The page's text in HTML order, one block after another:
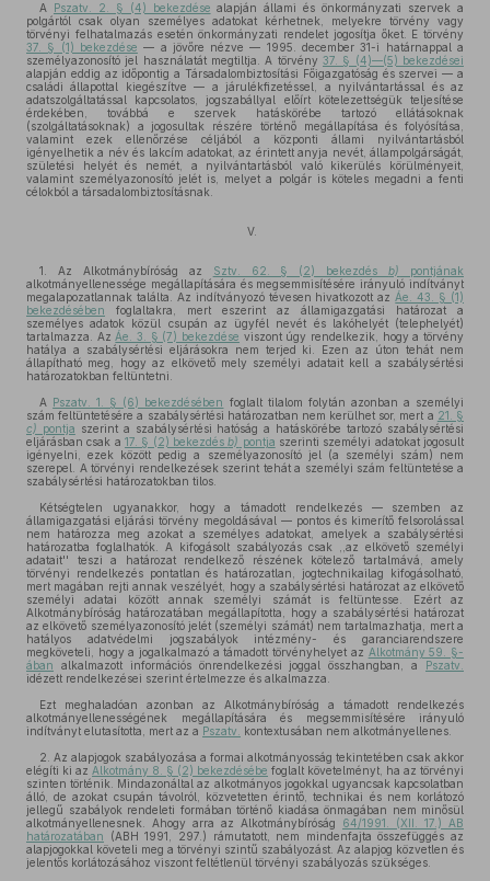
A Pszatv. 2. § (4) bekezdése alapján állami és önkormányzati szervek a
polgártól csak olyan személyes adatokat kérhetnek, melyekre törvény vagy
törvényi felhatalmazás esetén önkormányzati rendelet jogosítja őket. E törvény
37. § (1) bekezdése — a jövőre nézve — 1995. december 31-i határnappal a
személyazonosító jel használatát megtiltja. A törvény 37. § (4)—(5) bekezdései
alapján eddig az időpontig a Társadalombiztosítási Főigazgatóság és szervei — a
családi állapottal kiegészítve — a járulékfizetéssel, a nyilvántartással és az
adatszolgáltatással kapcsolatos, jogszabállyal előírt kötelezettségük teljesítése
érdekében, továbbá e szervek hatáskörébe tartozó ellátásoknak
(szolgáltatásoknak) a jogosultak részére történő megállapítása és folyósítása,
valamint ezek ellenőrzése céljából a központi állami nyilvántartásból
igényelhetik a név és lakcím adatokat, az érintett anyja nevét, állampolgárságát,
születési helyét és nemét, a nyilvántartásból való kikerülés körülményeit,
valamint személyazonosító jelét is, melyet a polgár is köteles megadni a fenti
célokból a társadalombiztosításnak.
V.
1. Az Alkotmánybíróság az Sztv. 62. § (2) bekezdésb) pontjának
alkotmányellenessége megállapítására és megsemmisítésére irányuló indítványt
megalapozatlannak találta. Az indítványozó tévesen hivatkozott az Áe. 43. § (1)
bekezdésében foglaltakra, mert eszerint az államigazgatási határozat a
személyes adatok közül csupán az ügyfél nevét és lakóhelyét (telephelyét)
tartalmazza. Az Áe. 3. § (7) bekezdése viszont úgy rendelkezik, hogy a törvény
hatálya a szabálysértési eljárásokra nem terjed ki. Ezen az úton tehát nem
állapítható meg, hogy az elkövető mely személyi adatait kell a szabálysértési
határozatokban feltüntetni.
A Pszatv. 1. § (6) bekezdésében foglalt tilalom folytán azonban a személyi
szám feltüntetésére a szabálysértési határozatban nem kerülhet sor, mert a 21. §
c) pontja szerint a szabálysértési hatóság a hatáskörébe tartozó szabálysértési
eljárásban csak a 17. § (2) bekezdésb) pontja szerinti személyi adatokat jogosult
igényelni, ezek között pedig a személyazonosító jel (a személyi szám) nem
szerepel. A törvényi rendelkezések szerint tehát a személyi szám feltüntetése a
szabálysértési határozatokban tilos.
Kétségtelen ugyanakkor, hogy a támadott rendelkezés — szemben az
államigazgatási eljárási törvény megoldásával — pontos és kimerítő felsorolással
nem határozza meg azokat a személyes adatokat, amelyek a szabálysértési
határozatba foglalhatók. A kifogásolt szabályozás csak ,,az elkövető személyi
adatait'' teszi a határozat rendelkező részének kötelező tartalmává, amely
törvényi rendelkezés pontatlan és határozatlan, jogtechnikailag kifogásolható,
mert magában rejti annak veszélyét, hogy a szabálysértési határozat az elkövető
személyi adatai között annak személyi számát is feltüntesse. Ezért az
Alkotmánybíróság határozatában megállapította, hogy a szabálysértési határozat
az elkövető személyazonosító jelét (személyi számát) nem tartalmazhatja, mert a
hatályos adatvédelmi jogszabályok intézmény- és garanciarendszere
megköveteli, hogy a jogalkalmazó a támadott törvényhelyet az Alkotmány 59. §-
ában alkalmazott információs önrendelkezési joggal összhangban, a Pszatv.
idézett rendelkezései szerint értelmezze és alkalmazza.
Ezt meghaladóan azonban az Alkotmánybíróság a támadott rendelkezés
alkotmányellenességének megállapítására és megsemmisítésére irányuló
indítványt elutasította, mert az a Pszatv.
kontextusában nem alkotmányellenes.
2. Az alapjogok szabályozása a formai alkotmányosság tekintetében csak akkor
elégíti ki az Alkotmány 8. § (2) bekezdésébe foglalt követelményt, ha az törvényi
szinten történik. Mindazonáltal az alkotmányos jogokkal ugyancsak kapcsolatban
álló, de azokat csupán távolról, közvetetten érintő, technikai és nem korlátozó
jellegű szabályok rendeleti formában történő kiadása önmagában nem minősül
alkotmányellenesnek. Ahogy arra az Alkotmánybíróság 64/1991. (XII. 17.) AB
határozatában (ABH 1991, 297.) rámutatott, nem mindenfajta összefüggés az
alapjogokkal követeli meg a törvényi szintű szabályozást. Az alapjog közvetlen és
jelentős korlátozásához viszont feltétlenül törvényi szabályozás szükséges.